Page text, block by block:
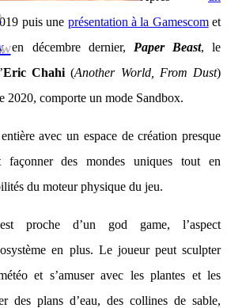
puis une présentation à la Gamescomet
en décembre dernier, Paper Beast, le
Eric Chahi (Another World, From Dust)
2020, comporte un mode Sandbox.
avec un espace de création presque
des mondes uniques tout en
du moteur physique du jeu.
proche d’un god game, l’aspect
en plus. Le joueur peut sculpter
et s’amuser avec les plantes et les
des plans d’eau, des collines de sable,